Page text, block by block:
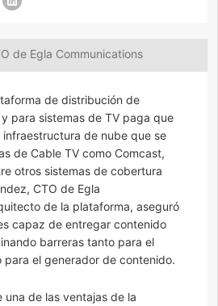
de Egla Communications
de distribución de
para sistemas de TV paga que
de nube que se
de Cable TV como Comcast,
otros sistemas de cobertura
CTO de Egla
de la plataforma, aseguró
capaz de entregar contenido
barreras tanto para el
para el generador de contenido.
una de las ventajas de la